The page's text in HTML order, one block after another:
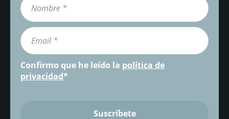
Confirmo que he leído la política de
privacidad*